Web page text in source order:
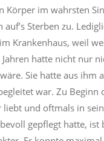
Körper im wahrsten
Sterben zu.
Krankenhaus, weil
hatte nicht nur
Sie hatte aus
war. Zu Beginn
liebt und oftmals in
gepflegt hatte,